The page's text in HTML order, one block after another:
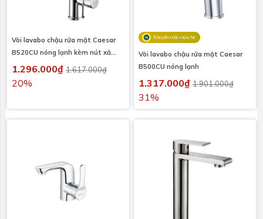
Vòi lavabo chậu rửa mặt Caesar
B520CU nóng lạnh kèm nút xả
nhấn
1.296.000₫ 1.617.000₫
20%
Khuyến mãi mùa hè
Vòi lavabo chậu rửa mặt Caesar
B500CU nóng lạnh
1.317.000₫ 1.901.000₫
31%